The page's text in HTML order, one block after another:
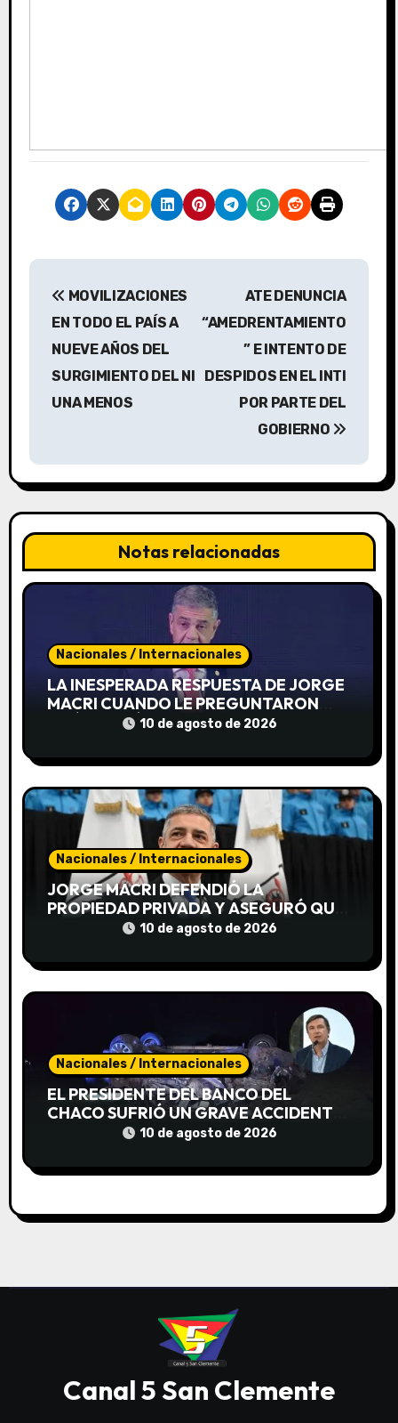
N
a
c
i
ó
e
n
t
r
s
MOVILIZACIONES
EN TODO EL PAÍS A
NUEVE AÑOS DEL
SURGIMIENTO DEL NI
UNA MENOS
ATE DENUNCIA
“AMEDRENTAMIENTO
” E INTENTO DE
DESPIDOS EN EL INTI
POR PARTE DEL
GOBIERNO
Notas relacionadas
Nacionales / Internacionales
LA INESPERADA RESPUESTA DE JORGE
MACRI CUANDO LE PREGUNTARON
QUÉ PASARÍA SI TUVIERA QUE
LAS ELECCIONES 2027
10 de agosto de 2026
Nacionales / Internacionales
JORGE MACRI DEFENDIÓ LA
PROPIEDAD PRIVADA Y ASEGURÓ QUE
SE RECUPERARON 901 VIVIENDAS
10 de agosto de 2026
Nacionales / Internacionales
EL PRESIDENTE DEL BANCO DEL
CHACO SUFRIÓ UN GRAVE ACCIDENTE
Y PERMANECE INTERNADO
10 de agosto de 2026
Canal 5 San Clemente